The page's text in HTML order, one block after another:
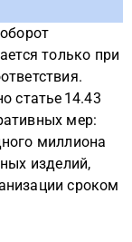
только при
статье 14.43
мер:
миллиона
изделий,
сроком